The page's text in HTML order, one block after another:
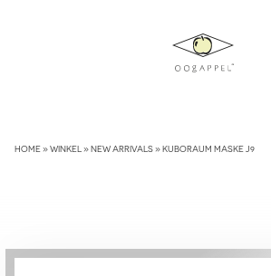
HOME»WINKEL »NEW ARRIVALS»KUBORAUM MASKE J9